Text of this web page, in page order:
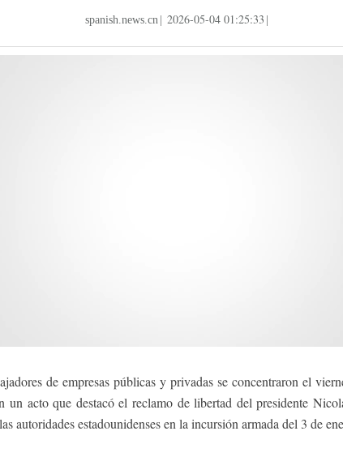
spanish.news.cn 2026-05-04 01:25:33
de empresas públicas y privadas se concentraron el
un acto que destacó el reclamo de libertad del presidente
autoridades estadounidenses en la incursión armada del 3 de